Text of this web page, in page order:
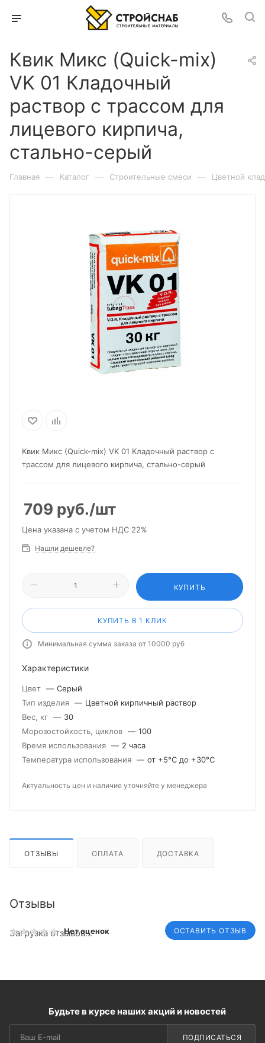
Квик Микс (Quick-mix)
VK 01 Кладочный
раствор с трассом для
лицевого кирпича,
стально-серый
Главная — Каталог — Строительные смеси — Цветной
Квик Микс (Quick-mix) VK 01 Кладочный раствор с
трассом для лицевого кирпича, стально-серый
709 руб./шт
Цена указана с учетом НДС 22%
Нашли дешевле?
КУПИТЬ
КУПИТЬ В 1 КЛИК
Минимальная сумма заказа от 10000 руб
Характеристики
Цвет — Серый
Тип изделия — Цветной кирпичный раствор
Вес, кг — 30
Морозостойкость, циклов — 100
Время использования — 2 часа
Температура использования — от +5°С до +30°С
Актуальность цен и наличие уточняйте у менеджера
ОТЗЫВЫ ОПЛАТА ДОСТАВКА
Отзывы
Нет оценок ОСТАВИТЬ ОТЗЫВ
Загрузка отзывов...
Будьте в курсе наших акций и новостей
ПОДПИСАТЬСЯ